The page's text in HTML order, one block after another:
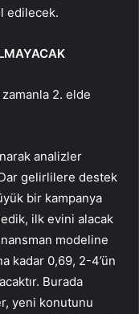
edilecek.
2. elde
analizler
gelirlilere destek
bir kampanya
ilk evini alacak
modeline
kadar 0,69, 2-4’ün
Burada
yeni konutunu